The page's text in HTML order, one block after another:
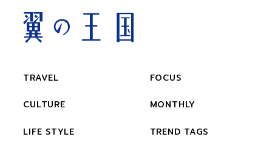
TRAVEL
CULTURE
LIFE STYLE
FOCUS
MONTHLY
TREND TAGS